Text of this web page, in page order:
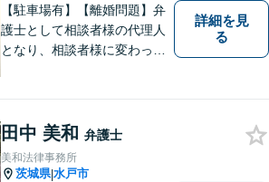
【駐車場有】【離婚問題】弁
護士として相談者様の代理人
となり、相談者様に変わって
解決をサポートさせていただ
きますので、是非ご相談くだ
さい。
詳細を見
る
田中 美和 弁護士
美和法律事務所
茨城県|水戸市